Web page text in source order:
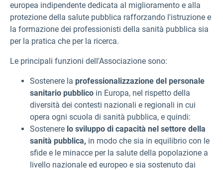
europea indipendente dedicata al miglioramento e alla
protezione della salute pubblica rafforzando l'istruzione e
la formazione dei professionisti della sanità pubblica sia
per la pratica che per la ricerca.
Le principali funzioni dell'Associazione sono:
Sostenere la professionalizzazione del personale
sanitario pubblico in Europa, nel rispetto della
diversità dei contesti nazionali e regionali in cui
opera ogni scuola di sanità pubblica, e quindi:
Sostenere lo sviluppo di capacità nel settore della
sanità pubblica, in modo che sia in equilibrio con le
sfide e le minacce per la salute della popolazione a
livello nazionale ed europeo e sia sostenuto dai